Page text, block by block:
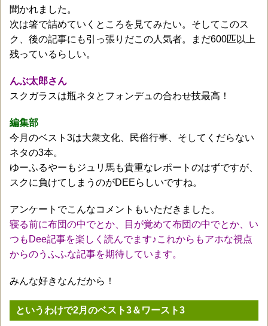
聞かれました。
次は箸で詰めていくところを見てみたい。そしてこのス
ク、後の記事にも引っ張りだこの人気者。まだ600匹以上
残っているらしい。
んぶ太郎さん
スクガラスは瓶ネタとフォンデュの合わせ技最高！
編集部
今月のベスト3は大衆文化、民俗行事、そしてくだらない
ネタの3本。
ゆーふるやーもジュリ馬も貴重なレポートのはずですが、
スクに負けてしまうのがDEEらしいですね。
アンケートでこんなコメントもいただきました。
寝る前に布団の中でとか、目が覚めて布団の中でとか、い
つもDee記事を楽しく読んでます♪これからもアホな視点
からのうふふな記事を期待しています。
みんな好きなんだから！
というわけで2月のベスト3＆ワースト3